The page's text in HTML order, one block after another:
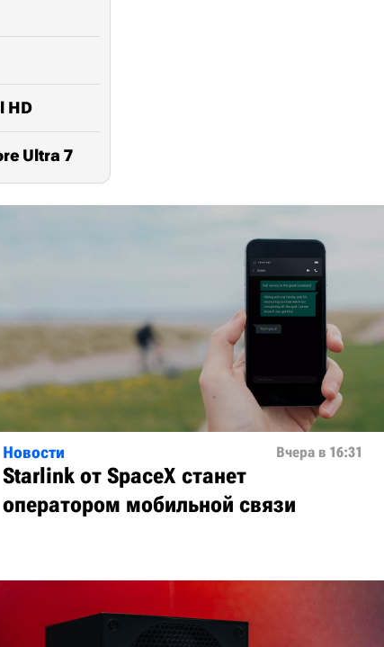
HD
Ultra 7
Новости Вчера в 16:31
Starlink от SpaceX станет
оператором мобильной связи